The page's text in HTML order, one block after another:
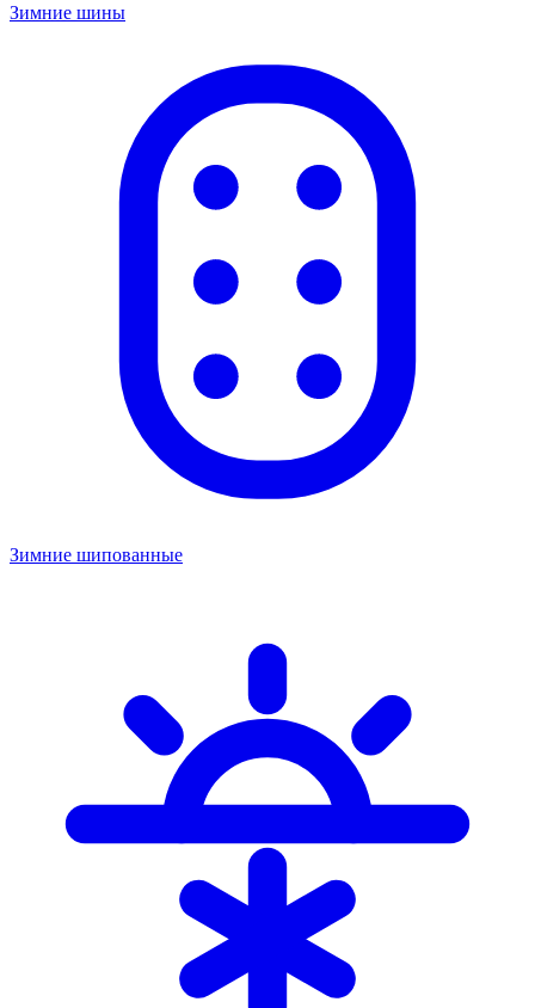
Зимние шины
Зимние шипованные